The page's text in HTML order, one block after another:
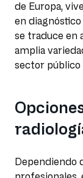
de Europa,
en
se traduce en
amplia
sector público
Dependiendo